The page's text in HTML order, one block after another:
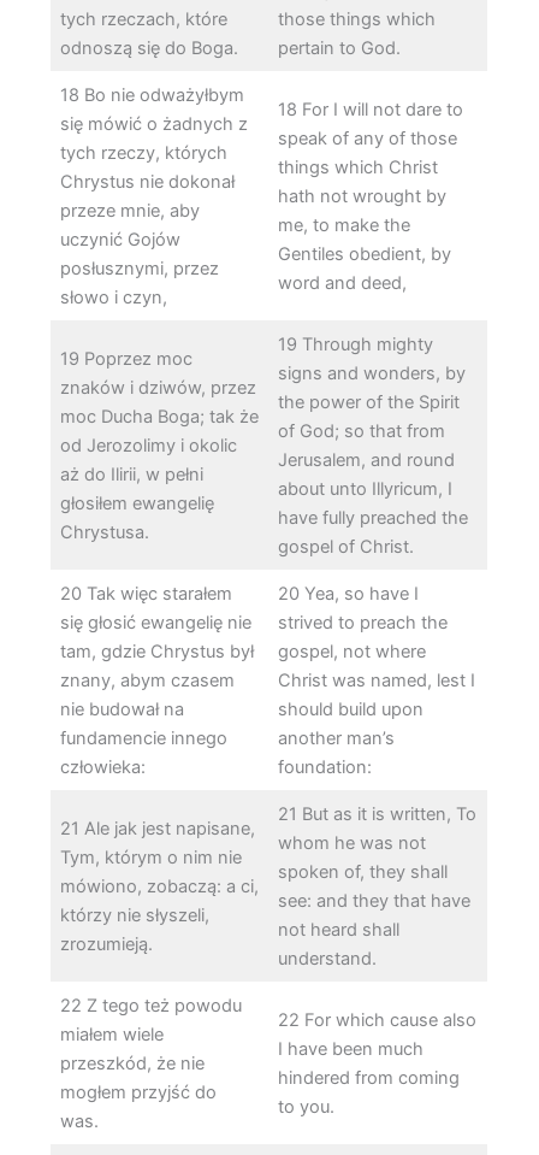
tych rzeczach, które
odnoszą się do Boga.
those things which
pertain to God.
18 Bo nie odważyłbym
się mówić o żadnych z
tych rzeczy, których
Chrystus nie dokonał
przeze mnie, aby
uczynić Gojów
posłusznymi, przez
słowo i czyn,
18 For I will not dare to
speak of any of those
things which Christ
hath not wrought by
me, to make the
Gentiles obedient, by
word and deed,
19 Poprzez moc
znaków i dziwów, przez
moc Ducha Boga; tak że
od Jerozolimy i okolic
aż do Ilirii, w pełni
głosiłem ewangelię
Chrystusa.
19 Through mighty
signs and wonders, by
the power of the Spirit
of God; so that from
Jerusalem, and round
about unto Illyricum, I
have fully preached the
gospel of Christ.
20 Tak więc starałem
się głosić ewangelię nie
tam, gdzie Chrystus był
znany, abym czasem
nie budował na
fundamencie innego
człowieka:
20 Yea, so have I
strived to preach the
gospel, not where
Christ was named, lest I
should build upon
another man’s
foundation:
21 Ale jak jest napisane,
Tym, którym o nim nie
mówiono, zobaczą: a ci,
którzy nie słyszeli,
zrozumieją.
21 But as it is written, To
whom he was not
spoken of, they shall
see: and they that have
not heard shall
understand.
22 Z tego też powodu
miałem wiele
przeszkód, że nie
mogłem przyjść do
was.
22 For which cause also
I have been much
hindered from coming
to you.